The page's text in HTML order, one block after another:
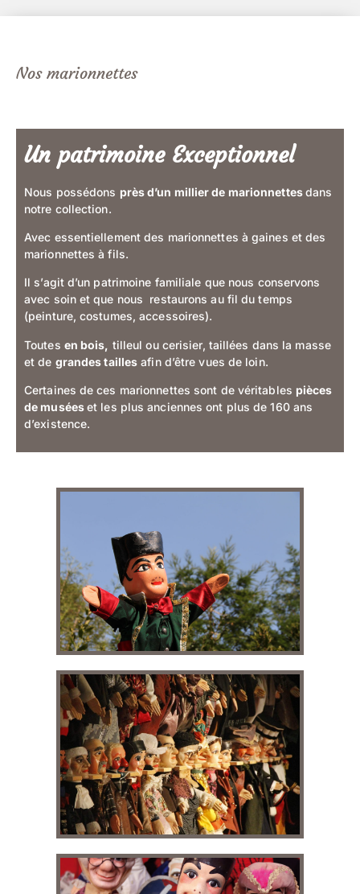
Nos marionnettes
Un patrimoine Exceptionnel
Nous possédons près d’un millier de marionnettesdans
notre collection.
Avec essentiellement des marionnettes à gaines et des
marionnettes à fils.
Il s’agit d’un patrimoine familiale que nous conservons
avec soin et que nous restaurons au fil du temps
(peinture, costumes, accessoires).
Toutes en bois, tilleul ou cerisier, taillées dans la masse
et de grandes tailles afin d’être vues de loin.
Certaines de ces marionnettes sont de véritables pièces
de muséeset les plus anciennes ont plus de 160 ans
d’existence.